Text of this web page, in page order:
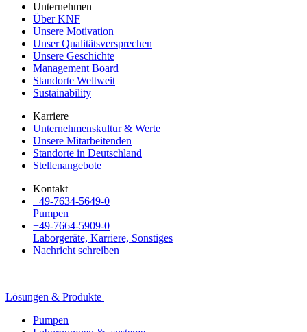
Unternehmen
Über KNF
Unsere Motivation
Unser Qualitätsversprechen
Unsere Geschichte
Management Board
Standorte Weltweit
Sustainability
Karriere
Unternehmenskultur & Werte
Unsere Mitarbeitenden
Standorte in Deutschland
Stellenangebote
Kontakt
+49-7634-5649-0
Pumpen
+49-7664-5909-0
Laborgeräte, Karriere, Sonstiges
Nachricht schreiben
Lösungen & Produkte
Pumpen